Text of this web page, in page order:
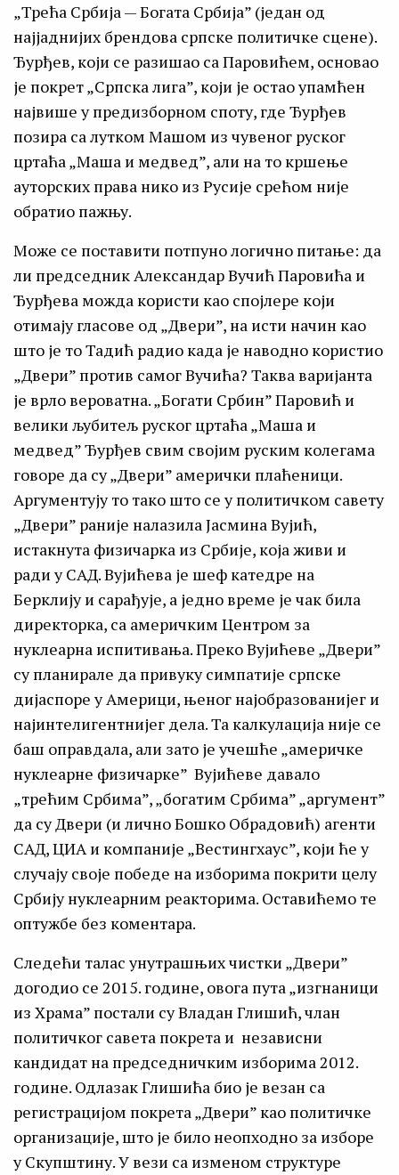
„Трећа Србија — Богата Србија” (један од
најјаднијих брендова српске политичке сцене).
Ђурђев, који се разишао са Паровићем, основао
је покрет „Српска лига”, који је остао упамћен
највише у предизборном споту, где Ђурђев
позира са лутком Машом из чувеног руског
цртаћа „Маша и медвед”, али на то кршење
ауторских права нико из Русије срећом није
обратио пажњу.
Може се поставити потпуно логично питање: да
ли председник Александар Вучић Паровића и
Ђурђева можда користи као спојлере који
отимају гласове од „Двери”, на исти начин као
што је то Тадић радио када је наводно користио
„Двери” против самог Вучића? Таква варијанта
је врло вероватна. „Богати Србин” Паровић и
велики љубитељ руског цртаћа „Маша и
медвед” Ђурђев свим својим руским колегама
говоре да су „Двери” амерички плаћеници.
Аргументују то тако што се у политичком савету
„Двери” раније налазила Јасмина Вујић,
истакнута физичарка из Србије, која живи и
ради у САД. Вујићева је шеф катедре на
Берклију и сарађује, а једно време је чак била
директорка, са америчким Центром за
нуклеарна испитивања. Преко Вујићеве „Двери”
су планирале да привуку симпатије српске
дијаспоре у Америци, њеног најобразованијег и
најинтелигентнијег дела. Та калкулација није се
баш оправдала, али зато је учешће „америчке
нуклеарне физичарке” Вујићеве давало
„трећим Србима”, „богатим Србима” „аргумент”
да су Двери (и лично Бошко Обрадовић) агенти
САД, ЦИА и компаније „Вестингхаус”, који ће у
случају своје победе на изборима покрити целу
Србију нуклеарним реакторима. Оставићемо те
оптужбе без коментара.
Следећи талас унутрашњих чистки „Двери”
догодио се 2015. године, овога пута „изгнаници
из Храма” постали су Владан Глишић, члан
политичког савета покрета и независни
кандидат на председничким изборима 2012.
године. Одлазак Глишића био је везан са
регистрацијом покрета „Двери” као политичке
организације, што је било неопходно за изборе
у Скупштину. У вези са изменом структуре